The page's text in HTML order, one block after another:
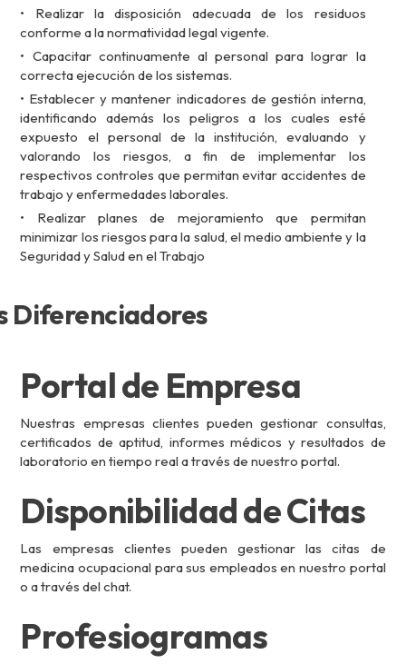
• Realizar la disposición adecuada de los residuos
conforme a la normatividad legal vigente.
• Capacitar continuamente al personal para lograr la
correcta ejecución de los sistemas.
• Establecer y mantener indicadores de gestión interna,
identificando además los peligros a los cuales esté
expuesto el personal de la institución, evaluando y
valorando los riesgos, a fin de implementar los
respectivos controles que permitan evitar accidentes de
trabajo y enfermedades laborales.
• Realizar planes de mejoramiento que permitan
minimizar los riesgos para la salud, el medio ambiente y la
Seguridad y Salud en el Trabajo
Diferenciadores
Portal de Empresa
Nuestras empresas clientes pueden gestionar consultas,
certificados de aptitud, informes médicos y resultados de
laboratorio en tiempo real a través de nuestro portal.
Disponibilidad de Citas
Las empresas clientes pueden gestionar las citas de
medicina ocupacional para sus empleados en nuestro portal
o a través del chat.
Profesiogramas